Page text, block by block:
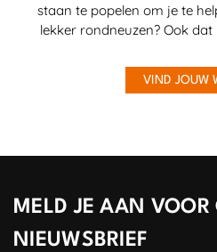
staan te popelen om je te
lekker rondneuzen? Ook
VIND JOUW
MELD JE AAN VOOR
NIEUWSBRIEF